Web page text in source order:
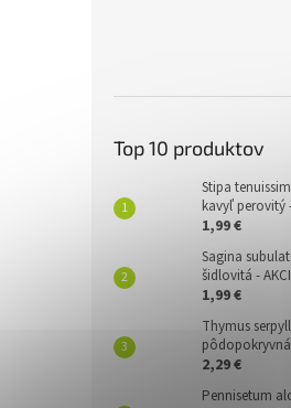
Top 10 produktov
Stipa
kavyľ perovitý
1,99 €
Sagina
šidlovitá -
1,99 €
Thymus
pôdopokryvná
2,29 €
Pennisetum